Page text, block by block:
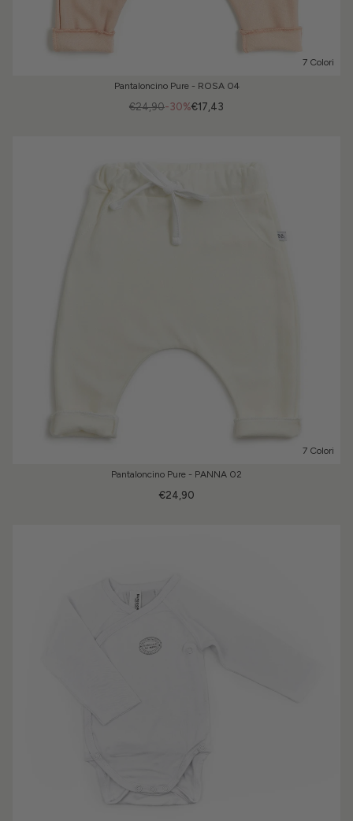
7 Colori
Pantaloncino Pure - ROSA 04
-30%
€24,90 €17,43
7 Colori
Pantaloncino Pure - PANNA 02
€24,90